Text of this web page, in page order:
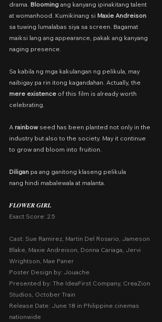
drama. Blooming ang kanyang ipinakitang talent
at womanhood. Kumikinang si Maxie Andreison
sa tuwing lumalabas siya sa screen. Bagamat
maiksi lang ang appearance, pakak ang kanyang
naging presence.
Sa kabila ng mga kakulangan ng pelikula, may
naibigay pa rin itong kagandahan. Actually, the
mere existence of this film is already worth
celebrating.
A rainbow seed has been planted not only in the
industry but also to the society. May it continue
to grow and bloom into fruition.
Diligan pa ang ganitong klaseng pelikula
nang hindi mabalewala at malanta.
𝑭𝑳𝑶𝑾𝑬𝑹 𝑮𝑰𝑹𝑳
Exact Score: 2.5
Cast: Sue Ramirez, Martin Del Rosario, Jameson
Blake, Maxie Andreison, Donna Cariaga, Jervi
Wrightson, Mae Paner
Poster Design by: Jouache
Presented by: The IdeaFirst Company, CreaZion
Studios, October Train
Release Date: June 18 in Philippine cinemas
nationwide